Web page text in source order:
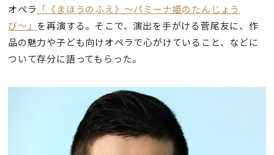
オペラ 「《まほうのふえ》〜パミーナ姫のたんじょう
び〜」 を再演する。そこで、演出を手がける菅尾友に、作
品の魅力や子ども向けオペラで心がけていること、などに
ついて存分に語ってもらった。